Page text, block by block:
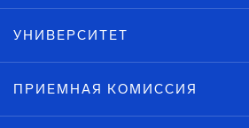
УНИВЕРСИТЕТ
ПРИЕМНАЯ КОМИССИЯ